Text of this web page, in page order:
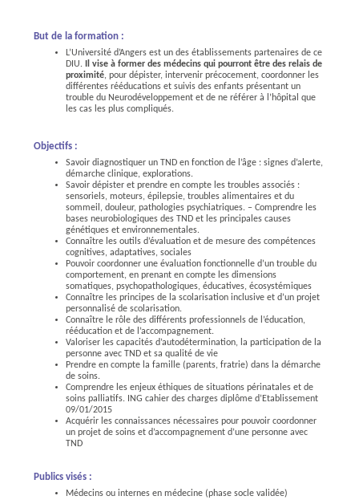
But de la formation :
L’Université d’Angers est un des établissements partenaires de ce
DIU. Il vise à former des médecins qui pourront être des relais de
proximité, pour dépister, intervenir précocement, coordonner les
différentes rééducations et suivis des enfants présentant un
trouble du Neurodéveloppement et de ne référer à l’hôpital que
les cas les plus compliqués.
Objectifs :
Savoir diagnostiquer un TND en fonction de l’âge : signes d’alerte,
démarche clinique, explorations.
Savoir dépister et prendre en compte les troubles associés :
sensoriels, moteurs, épilepsie, troubles alimentaires et du
sommeil, douleur, pathologies psychiatriques. – Comprendre les
bases neurobiologiques des TND et les principales causes
génétiques et environnementales.
Connaître les outils d’évaluation et de mesure des compétences
cognitives, adaptatives, sociales
Pouvoir coordonner une évaluation fonctionnelle d’un trouble du
comportement, en prenant en compte les dimensions
somatiques, psychopathologiques, éducatives, écosystémiques
Connaître les principes de la scolarisation inclusive et d’un projet
personnalisé de scolarisation.
Connaître le rôle des différents professionnels de l’éducation,
rééducation et de l’accompagnement.
Valoriser les capacités d’autodétermination, la participation de la
personne avec TND et sa qualité de vie
Prendre en compte la famille (parents, fratrie) dans la démarche
de soins.
Comprendre les enjeux éthiques de situations périnatales et de
soins palliatifs. ING cahier des charges diplôme d’Etablissement
09/01/2015
Acquérir les connaissances nécessaires pour pouvoir coordonner
un projet de soins et d’accompagnement d’une personne avec
TND
Publics visés :
Médecins ou internes en médecine (phase socle validée)